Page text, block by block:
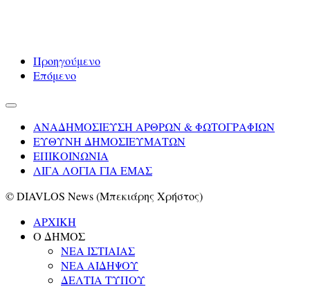
Προηγούμενο
Επόμενο
ΑΝΑΔΗΜΟΣΙΕΥΣΗ ΑΡΘΡΩΝ & ΦΩΤΟΓΡΑΦΙΩΝ
ΕΥΘΥΝΗ ΔΗΜΟΣΙΕΥΜΑΤΩΝ
ΕΠΙΚΟΙΝΩΝΙΑ
ΛΙΓΑ ΛΟΓΙΑ ΓΙΑ ΕΜΑΣ
© DIAVLOS News (Μπεκιάρης Χρήστος)
ΑΡΧΙΚΗ
Ο ΔΗΜΟΣ
ΝΕΑ ΙΣΤΙΑΙΑΣ
ΝΕΑ ΑΙΔΗΨΟΥ
ΔΕΛΤΙΑ ΤΥΠΟΥ